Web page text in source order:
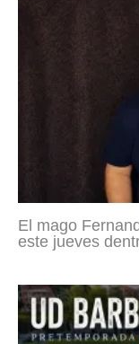
El mago
este jueves